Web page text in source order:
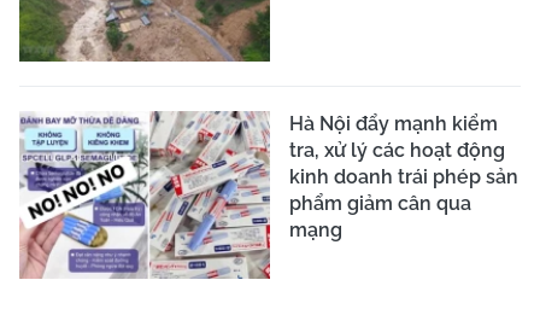
Hà Nội đẩy mạnh kiểm
tra, xử lý các hoạt động
kinh doanh trái phép sản
phẩm giảm cân qua
mạng